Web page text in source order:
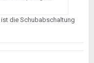
die Schubabschaltung